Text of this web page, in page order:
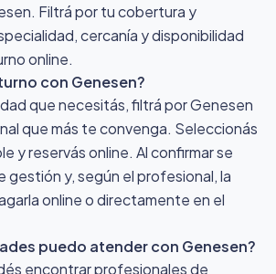
Filtrá por tu cobertura y
cercanía y disponibilidad
online.
con Genesen?
que necesitás, filtrá por Genesen
que más te convenga. Seleccionás
y reservás online. Al confirmar se
gestión y, según el profesional, la
online o directamente en el
puedo atender con Genesen?
encontrar profesionales de